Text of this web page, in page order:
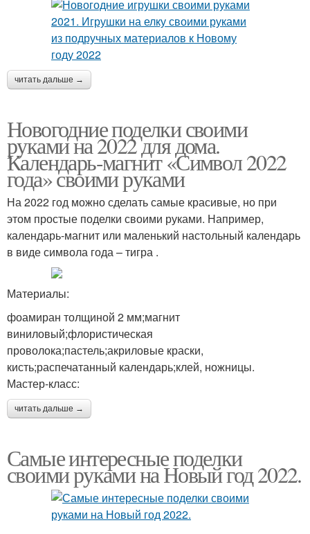
читать дальше →
Новогодние поделки своими
руками на 2022 для дома.
Календарь-магнит «Символ 2022
года» своими руками
На 2022 год можно сделать самые красивые, но при
этом простые поделки своими руками. Например,
календарь-магнит или маленький настольный календарь
в виде символа года – тигра .
Материалы:
фоамиран толщиной 2 мм;магнит
виниловый;флористическая
проволока;пастель;акриловые краски,
кисть;распечатанный календарь;клей, ножницы.
Мастер-класс:
читать дальше →
Самые интересные поделки
своими руками на Новый год 2022.